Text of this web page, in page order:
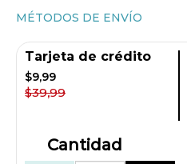
MÉTODOS DE ENVÍO
Tarjeta de crédito
$9,99
$39,99
Cantidad